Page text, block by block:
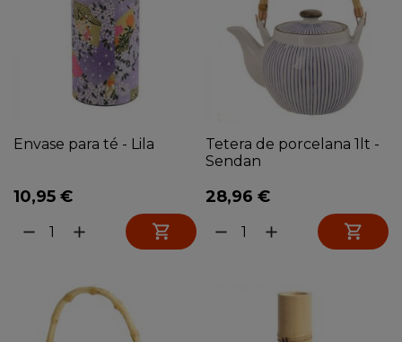
Envase para té - Lila
10,95 €
remove add 
Tetera de porcelana 1lt -
Sendan
28,96 €
remove add 